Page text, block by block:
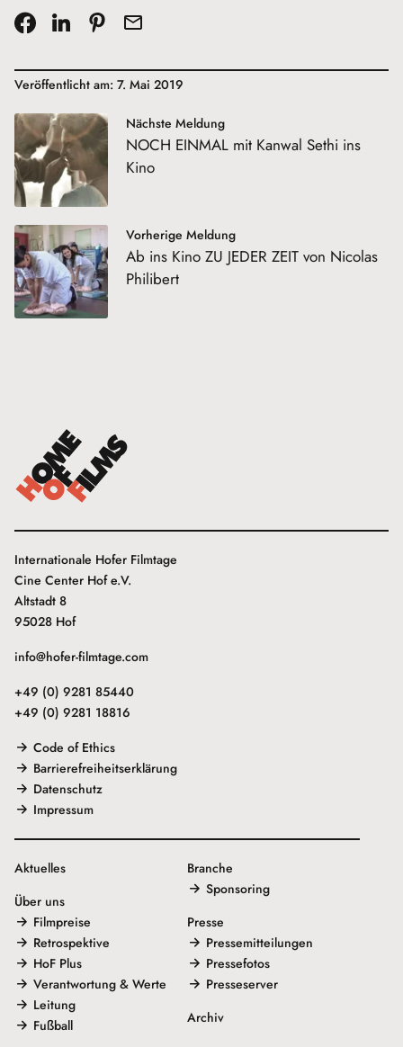
Veröffentlicht am: 7. Mai 2019
Nächste Meldung
NOCH EINMAL mit Kanwal Sethi ins
Kino
Vorherige Meldung
Ab ins Kino ZU JEDER ZEIT von Nicolas
Philibert
Internationale Hofer Filmtage
Cine Center Hof e.V.
Altstadt 8
95028 Hof
info@hofer-filmtage.com
+49 (0) 9281 85440
+49 (0) 9281 18816
Code of Ethics
Barrierefreiheitserklärung
Datenschutz
Impressum
Aktuelles
Über uns
Filmpreise
Retrospektive
HoF Plus
Verantwortung & Werte
Leitung
Fußball
Branche
Sponsoring
Presse
Pressemitteilungen
Pressefotos
Presseserver
Archiv